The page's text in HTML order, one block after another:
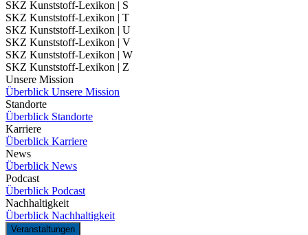
SKZ Kunststoff-Lexikon | S
SKZ Kunststoff-Lexikon | T
SKZ Kunststoff-Lexikon | U
SKZ Kunststoff-Lexikon | V
SKZ Kunststoff-Lexikon | W
SKZ Kunststoff-Lexikon | Z
Unsere Mission
Überblick Unsere Mission
Standorte
Überblick Standorte
Karriere
Überblick Karriere
News
Überblick News
Podcast
Überblick Podcast
Nachhaltigkeit
Überblick Nachhaltigkeit
Veranstaltungen